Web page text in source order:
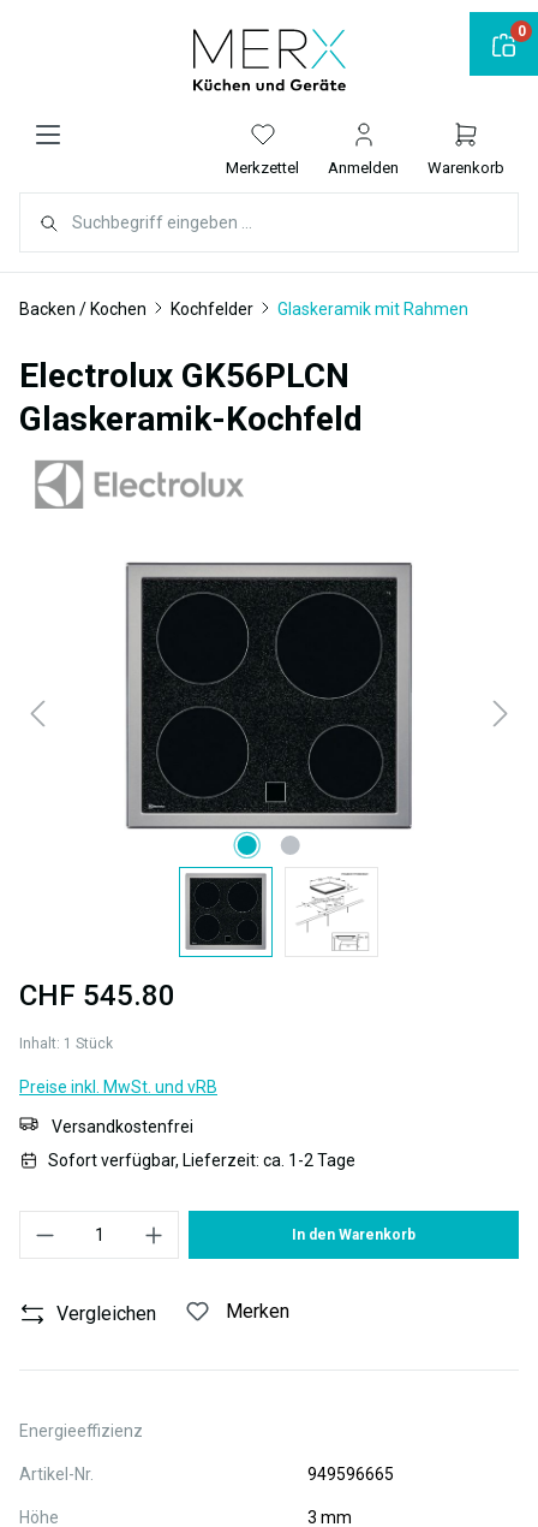
Merkzettel Anmelden Warenkorb
Backen / Kochen Kochfelder Glaskeramik mit Rahmen
Electrolux GK56PLCN
Glaskeramik-Kochfeld
Bildergalerie überspringen
CHF 545.80
Inhalt: 1 Stück
Preise inkl. MwSt. und vRB
Versandkostenfrei
Sofort verfügbar, Lieferzeit: ca. 1-2 Tage
In den Warenkorb
Vergleichen Merken
Energieeffizienz
Artikel-Nr. 949596665
Höhe 3 mm
0